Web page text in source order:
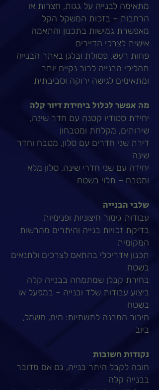
מתאימה לבנייה על גגות, חצרות או
הרחבות – בזכות המשקל הקל
מאפשרת גמישות בתכנון והתאמה
אישית לצרכי הדיירים
פחות רעש, פסולת ובלגן באתר הבנייה
תהליכי הבנייה לרוב נקיים יותר
ומתאימים לגישה ירוקה וסביבתית
מה אפשר לכלול ביחידת דיור קלה
יחידת סטודיו קטנה עם חדר שינה,
שירותים, מקלחת ומטבחון
דירת שני חדרים עם סלון, מטבח וחדר
שינה
יחידה עם שני חדרי שינה, סלון מלא
ומטבח – תלוי בשטח
שלבי הבנייה
עבודות גימור חיצוניות ופנימיות
בדיקת זכויות בנייה והיתרים מהרשות
המקומית
תכנון אדריכלי בהתאם לצרכים ולתנאים
בשטח
בחירת קבלן שמתמחה בבנייה קלה
ביצוע עבודות שלד ובנייה – במפעל או
בשטח
חיבור המבנה לתשתיות: מים, חשמל,
ביוב
נקודות חשובות
חובה לקבל היתר בנייה, גם אם מדובר
בבנייה קלה